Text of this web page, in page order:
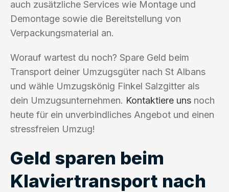
auch zusätzliche Services wie Montage und
Demontage sowie die Bereitstellung von
Verpackungsmaterial an.
Worauf wartest du noch? Spare Geld beim
Transport deiner Umzugsgüter nach St Albans
und wähle Umzugskönig Finkel Salzgitter als
dein Umzugsunternehmen. Kontaktiere uns noch
heute für ein unverbindliches Angebot und einen
stressfreien Umzug!
Geld sparen beim
Klaviertransport nach